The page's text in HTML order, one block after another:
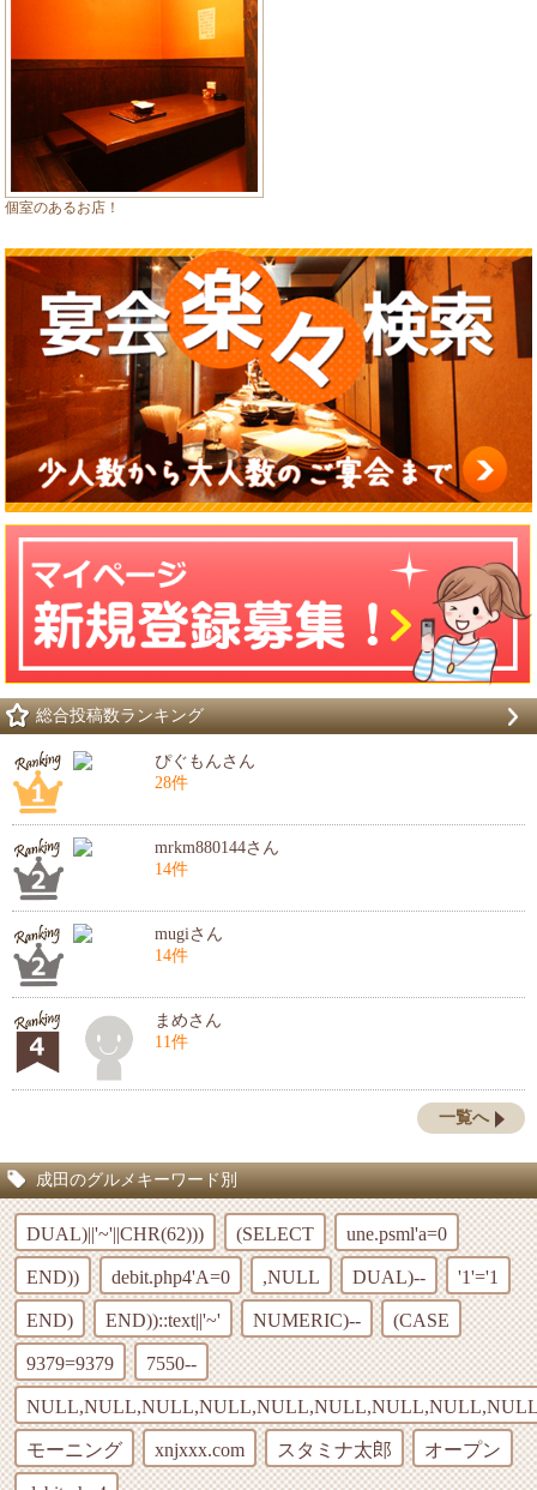
個室のあるお店！
総合投稿数ランキング
ぴぐもんさん
28件
mrkm880144さん
14件
mugiさん
14件
まめさん
11件
一覧へ
成田のグルメキーワード別
DUAL)||'~'||CHR(62))) (SELECT une.psml'a=0
END)) debit.php4'A=0 ,NULL DUAL)-- '1'='1
END) END))::text||'~' NUMERIC)-- (CASE
9379=9379 7550--
モーニング xnjxxx.com スタミナ太郎 オープン